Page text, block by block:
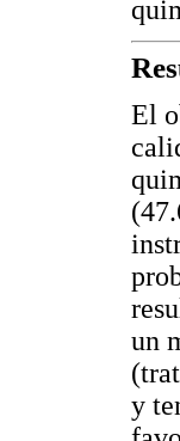
El
un
y